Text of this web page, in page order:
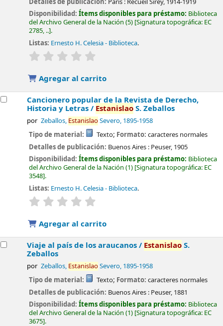
Disponibilidad:Ítems disponibles para préstamo: Biblioteca
del Archivo General de la Nación (5) Signatura topográfica: EC
2785, .. .
Listas: Ernesto H. Celesia - Biblioteca.
valoración
Agregar al carrito
Cancionero popular de la Revista de Derecho,
Historia y Letras / EstanislaoS. Zeballos
por Zeballos, EstanislaoSevero, 1895-1958
Tipo de material: Texto; Formato: caracteres normales
Detalles de publicación: Buenos Aires : Peuser, 1905
Disponibilidad:Ítems disponibles para préstamo: Biblioteca
del Archivo General de la Nación (1) Signatura topográfica: EC
3548 .
Listas: Ernesto H. Celesia - Biblioteca.
valoración
Agregar al carrito
Viaje al país de los araucanos / EstanislaoS.
Zeballos
por Zeballos, EstanislaoSevero, 1895-1958
Tipo de material: Texto; Formato: caracteres normales
Detalles de publicación: Buenos Aires : Peuser, 1881
Disponibilidad:Ítems disponibles para préstamo: Biblioteca
del Archivo General de la Nación (1) Signatura topográfica: EC
3675 .